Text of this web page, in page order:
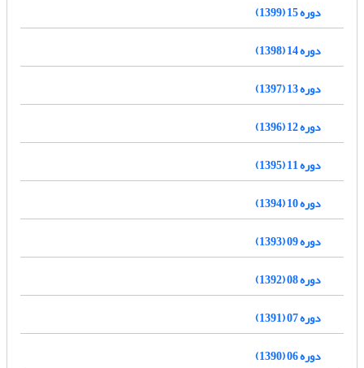
دوره 15 (1399)
دوره 14 (1398)
دوره 13 (1397)
دوره 12 (1396)
دوره 11 (1395)
دوره 10 (1394)
دوره 09 (1393)
دوره 08 (1392)
دوره 07 (1391)
دوره 06 (1390)